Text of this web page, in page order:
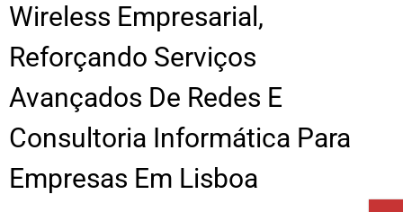
Wireless Empresarial,
Reforçando Serviços
Avançados De Redes E
Consultoria Informática Para
Empresas Em Lisboa